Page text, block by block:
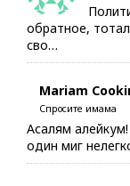
обратное,
сво…
Mariam
Спросите имама
Асалям
один миг